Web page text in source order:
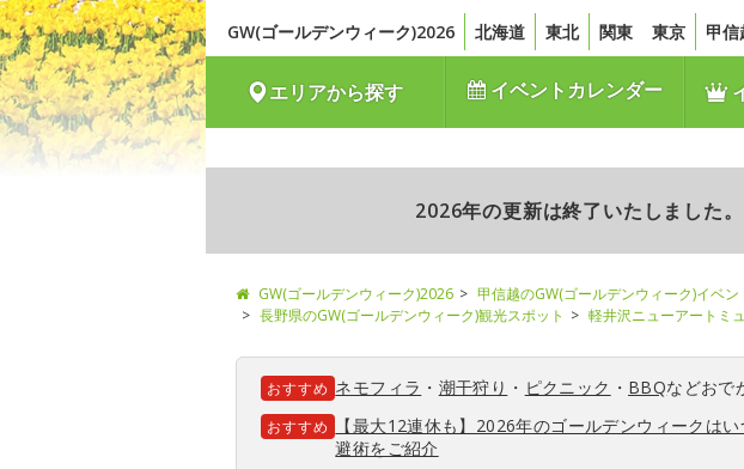
GW(ゴールデンウィーク)2026 北海道 東北 関東 東京 甲信
エリアから探す イベントカレンダー
2026年の更新は終了いたしました
GW(ゴールデンウィーク)2026 甲信越のGW(ゴールデンウィーク)イベ
長野県のGW(ゴールデンウィーク)観光スポット
軽井沢ニューアートミ
おすすめ ネモフィラ ・ 潮干狩り ・ ピクニック ・ BBQなどおで
おすすめ
【最大12連休も】2026年のゴールデンウィークは
避術をご紹介